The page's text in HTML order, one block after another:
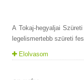
A Tokaj-hegyaljai
legelismertebb szüreti
Elolvasom